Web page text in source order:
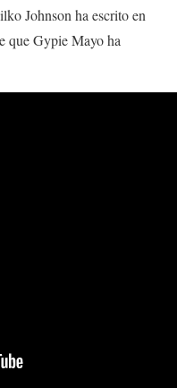
Johnson ha escrito en
que Gypie Mayo ha